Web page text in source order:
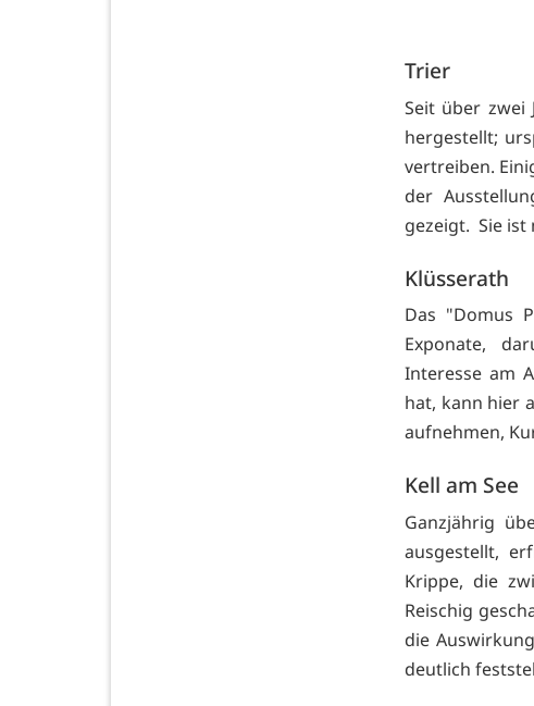
Trier
Seit über zwei
hergestellt;
vertreiben.
der
gezeigt. Sie ist
Klüsserath
Das "Domus
Exponate,
Interesse am
hat, kann hier
aufnehmen,
Kell am See
Ganzjährig
ausgestellt,
Krippe, die
Reischig
die
deutlich